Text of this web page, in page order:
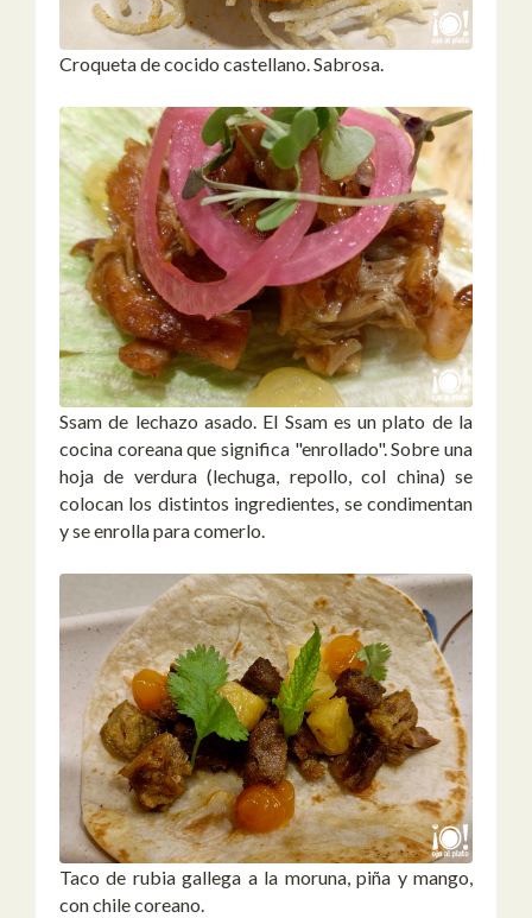
Croqueta de cocido castellano. Sabrosa.
Ssam de lechazo asado. El Ssam es un plato de la
cocina coreana que significa "enrollado". Sobre una
hoja de verdura (lechuga, repollo, col china) se
colocan los distintos ingredientes, se condimentan
y se enrolla para comerlo.
Taco de rubia gallega a la moruna, piña y mango,
con chile coreano.